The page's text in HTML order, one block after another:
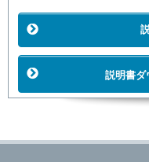
説明書ダ